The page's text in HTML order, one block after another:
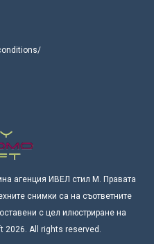
агенция ИВЕЛ стил М. Правата
снимки са на съответните
с цел илюстриране на
2026. All rights reserved.